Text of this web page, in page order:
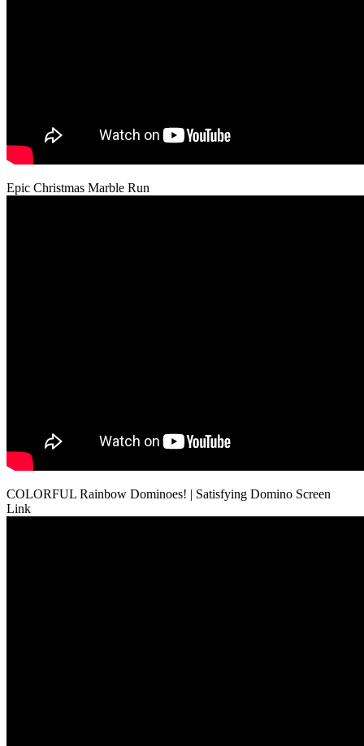
Epic Christmas Marble Run
COLORFUL Rainbow Dominoes! | Satisfying Domino Screen
Link